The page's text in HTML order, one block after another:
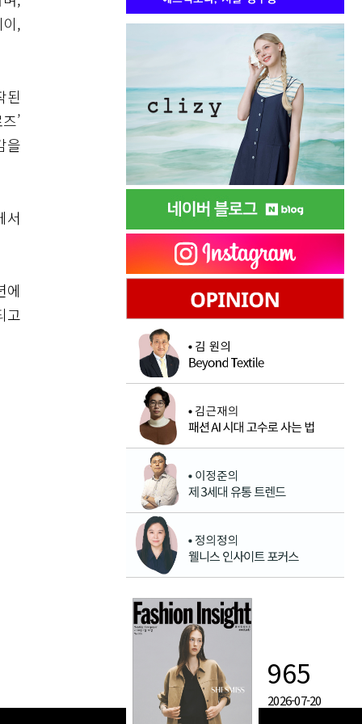
,
된
’
을
서
에
고
965
2026-07-20